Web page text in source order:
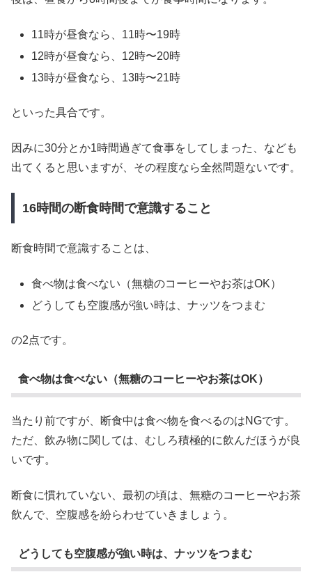
11時が昼食なら、11時〜19時
12時が昼食なら、12時〜20時
13時が昼食なら、13時〜21時
といった具合です。
因みに30分とか1時間過ぎて食事をしてしまった、なども
出てくると思いますが、その程度なら全然問題ないです。
16時間の断食時間で意識すること
断食時間で意識することは、
食べ物は食べない（無糖のコーヒーやお茶はOK）
どうしても空腹感が強い時は、ナッツをつまむ
の2点です。
食べ物は食べない（無糖のコーヒーやお茶はOK）
当たり前ですが、断食中は食べ物を食べるのはNGです。
ただ、飲み物に関しては、むしろ積極的に飲んだほうが良
いです。
断食に慣れていない、最初の頃は、無糖のコーヒーやお茶
飲んで、空腹感を紛らわせていきましょう。
どうしても空腹感が強い時は、ナッツをつまむ